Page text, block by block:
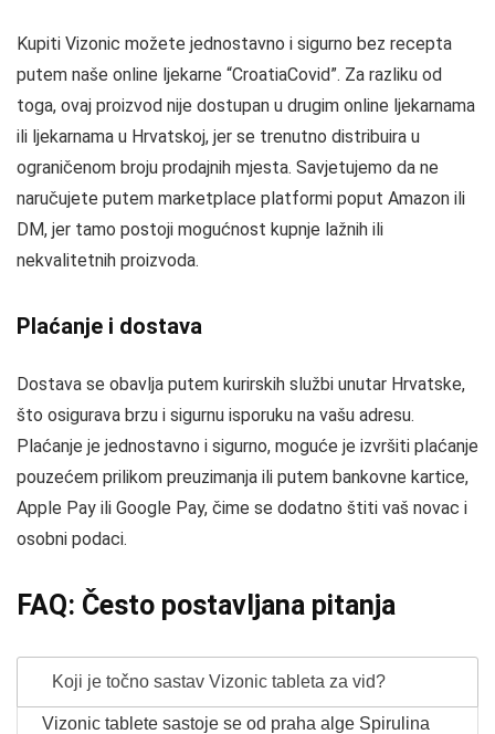
Kupiti Vizonic možete jednostavno i sigurno bez recepta
putem naše online ljekarne “CroatiaCovid”. Za razliku od
toga, ovaj proizvod nije dostupan u drugim online ljekarnama
ili ljekarnama u Hrvatskoj, jer se trenutno distribuira u
ograničenom broju prodajnih mjesta. Savjetujemo da ne
naručujete putem marketplace platformi poput Amazon ili
DM, jer tamo postoji mogućnost kupnje lažnih ili
nekvalitetnih proizvoda.
Plaćanje i dostava
Dostava se obavlja putem kurirskih službi unutar Hrvatske,
što osigurava brzu i sigurnu isporuku na vašu adresu.
Plaćanje je jednostavno i sigurno, moguće je izvršiti plaćanje
pouzećem prilikom preuzimanja ili putem bankovne kartice,
Apple Pay ili Google Pay, čime se dodatno štiti vaš novac i
osobni podaci.
FAQ: Često postavljana pitanja
Koji je točno sastav Vizonic tableta za vid?
Vizonic tablete sastoje se od praha alge Spirulina